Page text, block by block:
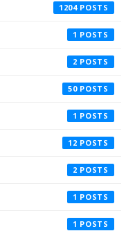
1204
1
2
50
1
12
2
1
1